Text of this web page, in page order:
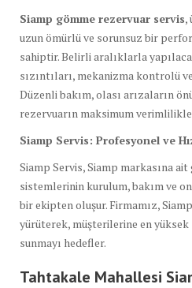
Siamp gömme rezervuar servis,
uzun ömürlü ve sorunsuz bir
sahiptir. Belirli aralıklarla
sızıntıları, mekanizma kontrolü
Düzenli bakım, olası arızaların
rezervuarın maksimum verimlilikle
Siamp Servis: Profesyonel ve
Siamp Servis, Siamp markasına
sistemlerinin kurulum, bakım ve
bir ekipten oluşur. Firmamız,
yürüterek, müşterilerine en
sunmayı hedefler.
Tahtakale Mahallesi